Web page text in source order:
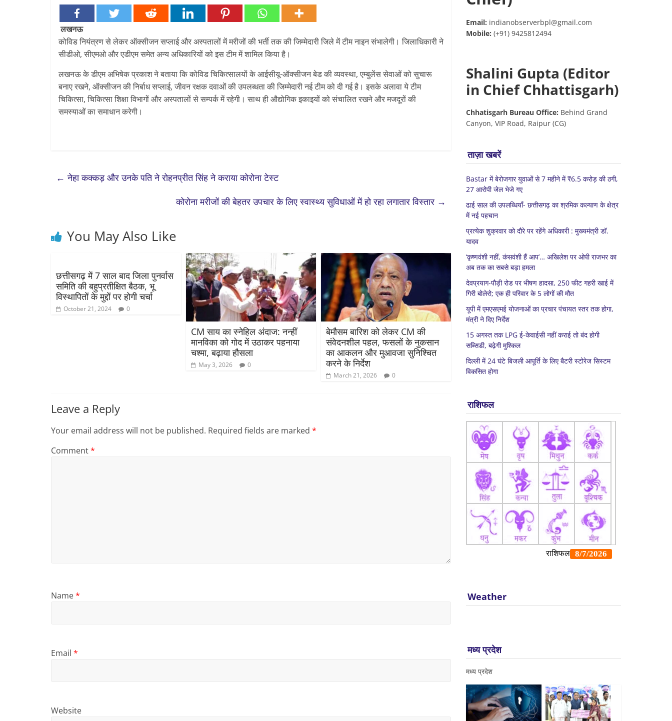
लखनऊ
कोविड नियंत्रण से लेकर ऑक्सीजन सप्लाई और अस्पतालों में मरीजों की भर्ती तक की जिम्मेदारी जिले में टीम नाइन संभालेगी। जिलाधिकारी ने
सीडीओ, सीएमओ और एडीएम समेत अन्य अधिकारियों को इस टीम में शामिल किया है।
लखनऊ के डीएम अभिषेक प्रकाश ने बताया कि कोविड चिकित्सालयों के आईसीयू-ऑक्सीजन बेड की व्यवस्था, एम्बुलेंस सेवाओं को सुचारू
बनाए रखने, ऑक्सीजन की निर्बाध सप्लाई, जीवन रक्षक दवाओं की उपलब्धता की जिम्मेदारी नई टीम को दी गई है। इसके अलावा ये टीम
चिकित्सा, चिकित्सा शिक्षा विभागों और अस्पतालों से सम्पर्क में रहेगी। साथ ही औद्योगिक इकाइयों को संचालित रखने और मजदूरों की
समस्याओं का समाधान करेगी।
← नेहा कक्कड़ और उनके पति ने रोहनप्रीत सिंह ने कराया कोरोना टेस्ट
कोरोना मरीजों की बेहतर उपचार के लिए स्वास्थ्य सुविधाओं में हो रहा लगातार विस्तार →
You May Also Like
छत्तीसगढ़ में 7 साल बाद जिला पुनर्वास
समिति की बहुप्रतीक्षित बैठक, भू
विस्थापितों के मुद्दों पर होगी चर्चा
October 21, 2024 0
CM साय का स्नेहिल अंदाज: नन्हीं
मानविका को गोद में उठाकर पहनाया
चश्मा, बढ़ाया हौसला
May 3, 2026 0
बेमौसम बारिश को लेकर CM की
संवेदनशील पहल, फसलों के नुकसान
का आकलन और मुआवजा सुनिश्चित
करने के निर्देश
March 21, 2026 0
Leave a Reply
Your email address will not be published. Required fields are marked *
Comment*
Name*
Email *
Website
Email: indianobserverbpl@gmail.com
Mobile: (+91) 9425812494
Shalini Gupta (Editor
in Chief Chhattisgarh)
Chhatisgarh Bureau Office: Behind Grand
Canyon, VIP Road, Raipur (CG)
ताज़ा खबरें
Bastar में बेरोजगार युवाओं से 7 महीने में ₹6.5 करोड़ की ठगी,
27 आरोपी जेल भेजे गए
ढाई साल की उपलब्धियाँ- छत्तीसगढ़ का श्रमिक कल्याण के क्षेत्र
में नई पहचान
प्रत्येक शुक्रवार को दौरे पर रहेंगे अधिकारी : मुख्यमंत्री डॉ.
यादव
‘कृष्णवंशी नहीं, कंसवंशी हैं आप’… अखिलेश पर ओपी राजभर का
अब तक का सबसे बड़ा हमला
देवप्रयाग-पौड़ी रोड पर भीषण हादसा, 250 फीट गहरी खाई में
गिरी बोलेरो; एक ही परिवार के 5 लोगों की मौत
यूपी में एमएसएमई योजनाओं का प्रचार पंचायत स्तर तक होगा,
मंत्री ने दिए निर्देश
15 अगस्त तक LPG ई-केवाईसी नहीं कराई तो बंद होगी
सब्सिडी, बढ़ेगी मुश्किल
दिल्ली में 24 घंटे बिजली आपूर्ति के लिए बैटरी स्टोरेज सिस्टम
विकसित होगा
राशिफल
Weather
मध्य प्रदेश
मध्य प्रदेश